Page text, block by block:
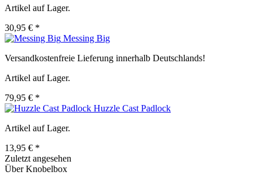
Artikel auf Lager.
30,95 € *
Messing Big
Versandkostenfreie Lieferung innerhalb Deutschlands!
Artikel auf Lager.
79,95 € *
Huzzle Cast Padlock
Artikel auf Lager.
13,95 € *
Zuletzt angesehen
Über Knobelbox